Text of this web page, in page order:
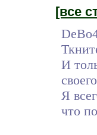
[все
И
Я
что